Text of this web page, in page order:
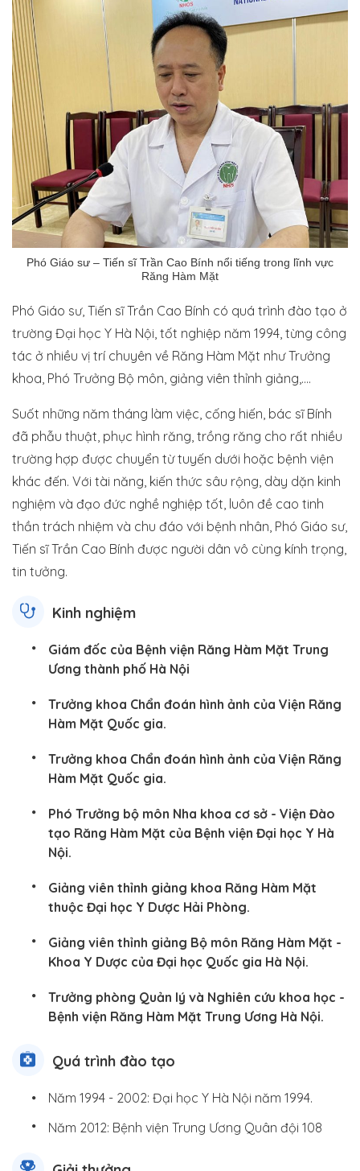
Phó Giáo sư – Tiến sĩ Trần Cao Bính nổi tiếng trong lĩnh vực
Răng Hàm Mặt
Phó Giáo sư, Tiến sĩ Trần Cao Bính có quá trình đào tạo ở
trường Đại học Y Hà Nội, tốt nghiệp năm 1994, từng công
tác ở nhiều vị trí chuyên về Răng Hàm Mặt như Trưởng
khoa, Phó Trưởng Bộ môn, giảng viên thỉnh giảng,….
Suốt những năm tháng làm việc, cống hiến, bác sĩ Bính
đã phẫu thuật, phục hình răng, trồng răng cho rất nhiều
trường hợp được chuyển từ tuyến dưới hoặc bệnh viện
khác đến. Với tài năng, kiến thức sâu rộng, dày dặn kinh
nghiệm và đạo đức nghề nghiệp tốt, luôn đề cao tinh
thần trách nhiệm và chu đáo với bệnh nhân, Phó Giáo sư,
Tiến sĩ Trần Cao Bính được người dân vô cùng kính trọng,
tin tưởng.
Kinh nghiệm
Giám đốc của Bệnh viện Răng Hàm Mặt Trung
Ương thành phố Hà Nội
Trưởng khoa Chẩn đoán hình ảnh của Viện Răng
Hàm Mặt Quốc gia.
Trưởng khoa Chẩn đoán hình ảnh của Viện Răng
Hàm Mặt Quốc gia.
Phó Trưởng bộ môn Nha khoa cơ sở - Viện Đào
tạo Răng Hàm Mặt của Bệnh viện Đại học Y Hà
Nội.
Giảng viên thỉnh giảng khoa Răng Hàm Mặt
thuộc Đại học Y Dược Hải Phòng.
Giảng viên thỉnh giảng Bộ môn Răng Hàm Mặt -
Khoa Y Dược của Đại học Quốc gia Hà Nội.
Trưởng phòng Quản lý và Nghiên cứu khoa học -
Bệnh viện Răng Hàm Mặt Trung Ương Hà Nội.
Quá trình đào tạo
Năm 1994 - 2002: Đại học Y Hà Nội năm 1994.
Năm 2012: Bệnh viện Trung Ương Quân đội 108